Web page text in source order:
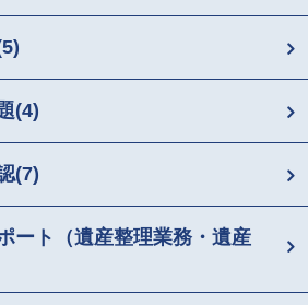
(4)
(7)
ート（遺産整理業務・遺産